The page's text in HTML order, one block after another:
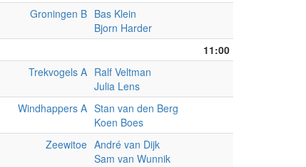
Groningen B Bas Klein
Bjorn Harder
11:00
Trekvogels A Ralf Veltman
Julia Lens
Windhappers A Stan van den Berg
Koen Boes
Zeewitoe André van Dijk
Sam van Wunnik